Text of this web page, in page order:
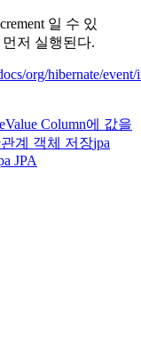
일 수 있
저 실행된다.
org/hibernate/
Column에 값을
계 객체 저장jpa
JPA